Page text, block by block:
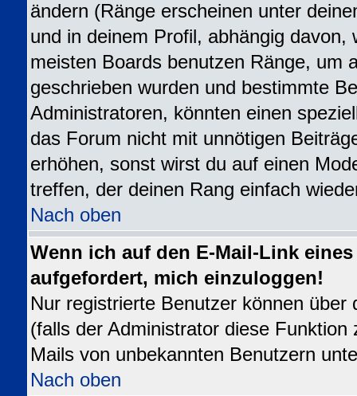
ändern (Ränge erscheinen unter
und in deinem Profil, abhängig
meisten Boards benutzen Ränge, um
geschrieben wurden und bestimmte
Administratoren, könnten einen
das Forum nicht mit unnötigen
erhöhen, sonst wirst du auf einen
treffen, der deinen Rang einfach
Nach oben
Wenn ich auf den E-Mail-Link
aufgefordert, mich einzuloggen!
Nur registrierte Benutzer können
(falls der Administrator diese
Mails von unbekannten Benutzern
Nach oben